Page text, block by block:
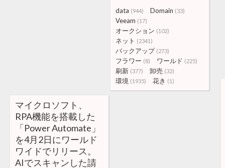
data (944) Domain (33)
Veeam (17)
オークション (102)
ネット (2341)
バックアップ (273)
フラワー (8) ワールド (225)
刷新 (377) 卸売 (32)
環境 (1935) 花き (1)
マイクロソフト、
RPA機能を搭載した
「Power Automate」
を4月2日にワールド
ワイドでリリース。
AIでスキャンした請